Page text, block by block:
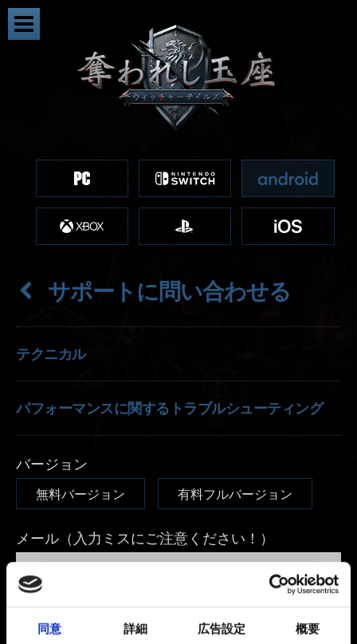
同意 詳細 広告設定 概要
サポートに問い合わせる
テクニカル
パフォーマンスに関するトラブルシューティング
バージョン
無料バージョン 有料フルバージョン
メール（入力ミスにご注意ください！）
発生している問題の詳細